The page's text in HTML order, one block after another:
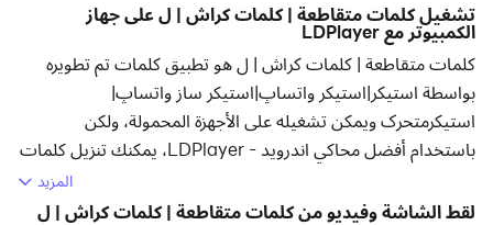
تشغيل كلمات متقاطعة | كلمات كراش | ل على جهاز
الكمبيوتر مع LDPlayer
كلمات متقاطعة | كلمات كراش | ل هو تطبيق كلمات تم تطويره
بواسطة استیکر|استیکر واتساپ|استیکر ساز واتساپ|
استیکرمتحرک ويمكن تشغيله على الأجهزة المحمولة، ولكن
باستخدام أفضل محاكي اندرويد - LDPlayer، يمكنك تنزيل كلمات
متقاطعة | كلمات كراش | ل وتشغيله على جهاز الكمبيوتر الخاص
بك.
المزيد
لقط الشاشة وفيديو من كلمات متقاطعة | كلمات كراش | ل